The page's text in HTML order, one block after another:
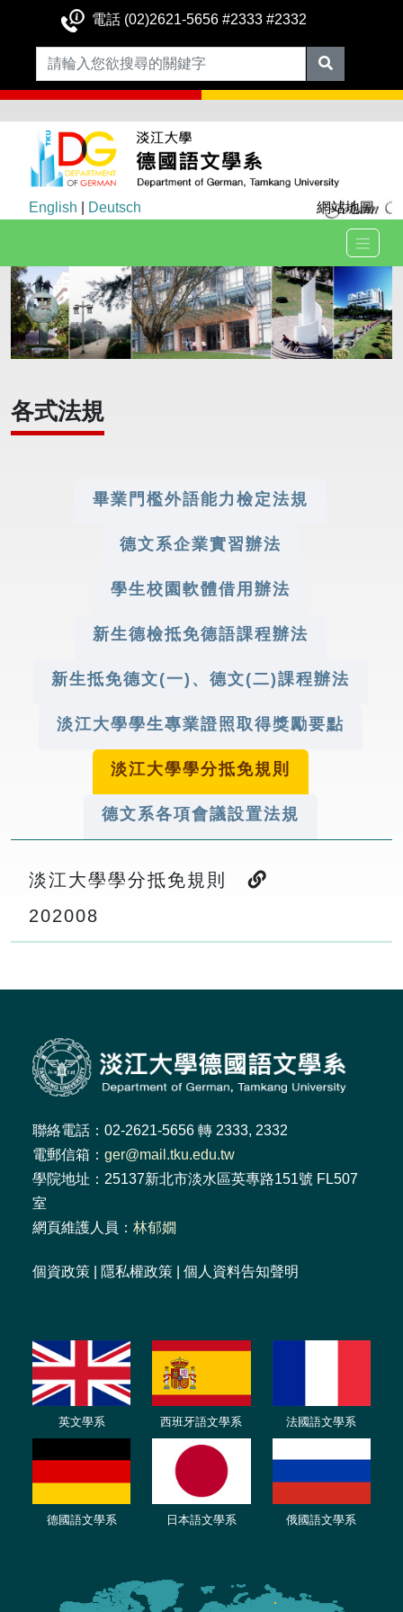
電話 (02)2621-5656 #2333 #2332
English Deutsch 網站地圖
各式法規
畢業門檻外語能力檢定法規
德文系企業實習辦法
學生校園軟體借用辦法
新生德檢抵免德語課程辦法
新生抵免德文(一)、德文(二)課程辦法
淡江大學學生專業證照取得獎勵要點
淡江大學學分抵免規則
德文系各項會議設置法規
淡江大學學分抵免規則
202008
聯絡電話：02-2621-5656 轉 2333, 2332
電郵信箱： ger@mail.tku.edu.tw
學院地址：25137新北市淡水區英專路151號 FL507
室
網頁維護人員： 林郁嫺
個資政策 隱私權政策 個人資料告知聲明
英文學系 西班牙語文學系 法國語文學系
德國語文學系 日本語文學系 俄國語文學系